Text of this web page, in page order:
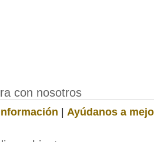
con nosotros
| Ayúdanos a